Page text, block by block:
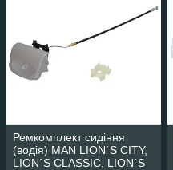
Ремкомплект сидіння
(водія) MAN LION´S CITY,
LION´S CLASSIC, LION´S